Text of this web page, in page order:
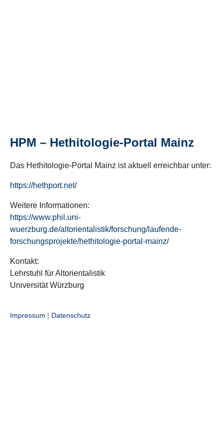
HPM – Hethitologie-Portal Mainz
Das Hethitologie-Portal Mainz ist aktuell erreichbar unter:
https://hethport.net/
Weitere Informationen:
https://www.phil.uni-
wuerzburg.de/altorientalistik/forschung/laufende-
forschungsprojekte/hethitologie-portal-mainz/
Kontakt:
Lehrstuhl für Altorientalistik
Universität Würzburg
Impressum | Datenschutz